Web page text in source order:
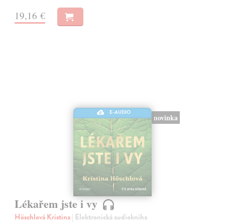
19,16 €
E-AUDIO
novinka
Lékařem jste i vy
Höschlová Kristina| Elektronická audiokniha